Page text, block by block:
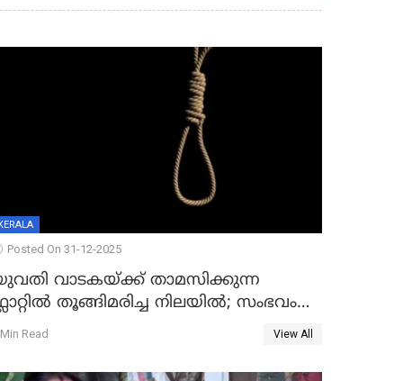
Posted On 31-12-2025
വാടകയ്ക്ക് താമസിക്കുന്ന
തൂങ്ങിമരിച്ച നിലയില്‍; സംഭവം
Read View All